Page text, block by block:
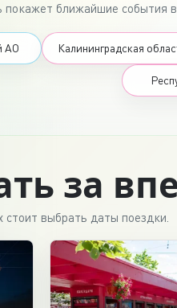
покажет ближайшие события
АО Калининградская
за
выбрать даты поездки.